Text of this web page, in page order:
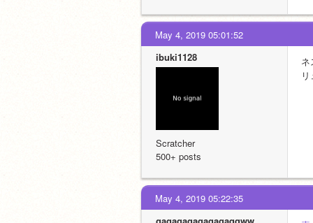
May 4, 2019 05:01:52
ibuki1128
Scratcher
500+ posts
May 4, 2019 05:22:35